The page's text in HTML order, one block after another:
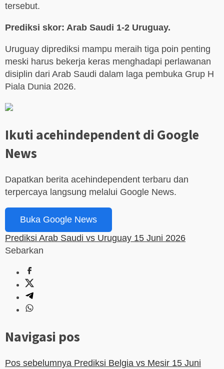
tersebut.
Prediksi skor: Arab Saudi 1-2 Uruguay.
Uruguay diprediksi mampu meraih tiga poin penting
meski harus bekerja keras menghadapi perlawanan
disiplin dari Arab Saudi dalam laga pembuka Grup H
Piala Dunia 2026.
Ikuti acehindependent di Google
News
Dapatkan berita acehindependent terbaru dan
terpercaya langsung melalui Google News.
Buka Google News
Prediksi Arab Saudi vs Uruguay 15 Juni 2026
Sebarkan
Navigasi pos
Pos sebelumnya Prediksi Belgia vs Mesir 15 Juni